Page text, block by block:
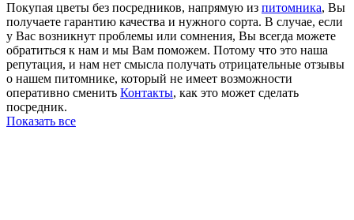
Покупая цветы без посредников, напрямую из питомника, Вы
получаете гарантию качества и нужного сорта. В случае, если
у Вас возникнут проблемы или сомнения, Вы всегда можете
обратиться к нам и мы Вам поможем. Потому что это наша
репутация, и нам нет смысла получать отрицательные отзывы
о нашем питомнике, который не имеет возможности
оперативно сменить Контакты, как это может сделать
посредник.
Показать все